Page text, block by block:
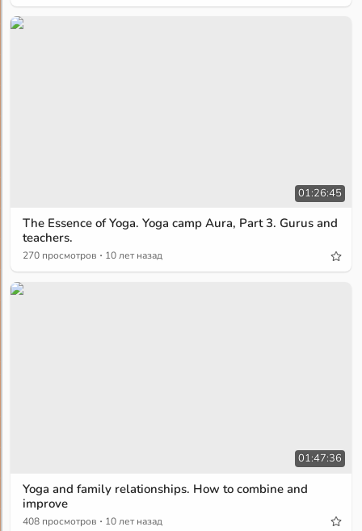
01:26:45
The Essence of Yoga. Yoga camp Aura, Part 3. Gurus and
teachers.
270 просмотров · 10 лет назад
01:47:36
Yoga and family relationships. How to combine and
improve
408 просмотров · 10 лет назад